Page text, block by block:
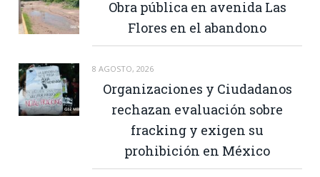
Obra pública en avenida Las
Flores en el abandono
8 AGOSTO, 2026
Organizaciones y Ciudadanos
rechazan evaluación sobre
fracking y exigen su
prohibición en México